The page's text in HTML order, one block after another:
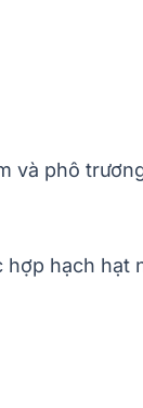
và phô
hạch hạt